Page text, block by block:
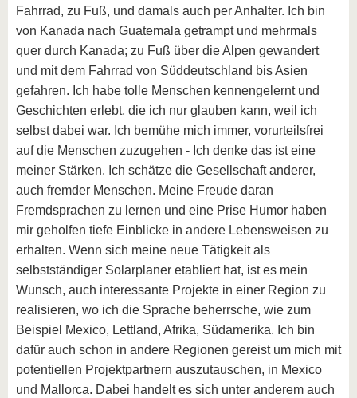
Fahrrad, zu Fuß, und damals auch per Anhalter. Ich bin
von Kanada nach Guatemala getrampt und mehrmals
quer durch Kanada; zu Fuß über die Alpen gewandert
und mit dem Fahrrad von Süddeutschland bis Asien
gefahren. Ich habe tolle Menschen kennengelernt und
Geschichten erlebt, die ich nur glauben kann, weil ich
selbst dabei war. Ich bemühe mich immer, vorurteilsfrei
auf die Menschen zuzugehen - Ich denke das ist eine
meiner Stärken. Ich schätze die Gesellschaft anderer,
auch fremder Menschen. Meine Freude daran
Fremdsprachen zu lernen und eine Prise Humor haben
mir geholfen tiefe Einblicke in andere Lebensweisen zu
erhalten. Wenn sich meine neue Tätigkeit als
selbstständiger Solarplaner etabliert hat, ist es mein
Wunsch, auch interessante Projekte in einer Region zu
realisieren, wo ich die Sprache beherrsche, wie zum
Beispiel Mexico, Lettland, Afrika, Südamerika. Ich bin
dafür auch schon in andere Regionen gereist um mich mit
potentiellen Projektpartnern auszutauschen, in Mexico
und Mallorca. Dabei handelt es sich unter anderem auch